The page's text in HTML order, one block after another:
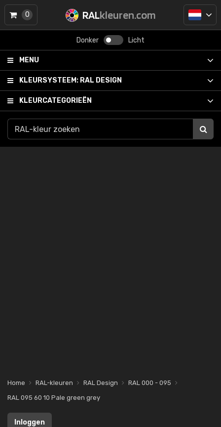
RALkleuren.com
Donker Licht
MENU
KLEURSYSTEEM: RAL DESIGN
KLEURCATEGORIEËN
0
Home RAL-kleuren RAL Design
RAL 000 - 095
RAL 095 60 10 Pale green grey
Inloggen